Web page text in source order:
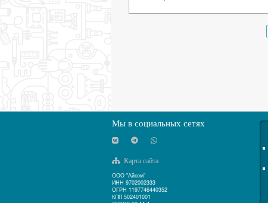
Мы в социальных сетях
Карта сайта
ООО "Айком"
ИНН 9702002333
ОГРН 1197746440352
КПП 502401001